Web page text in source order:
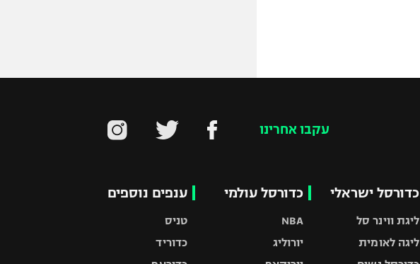
עקבו אחרינו
כדורסל ישראלי
ליגת ווינר סל
ליגה לאומית
כדורסל עולמי
NBA
יורוליג
ענפים נוספים
טניס
כדוריד